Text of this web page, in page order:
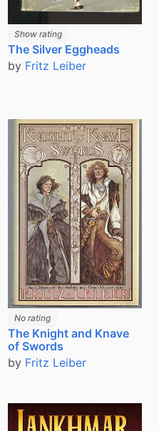
Show rating
The Silver Eggheads
by Fritz Leiber
No rating
The Knight and Knave
of Swords
by Fritz Leiber